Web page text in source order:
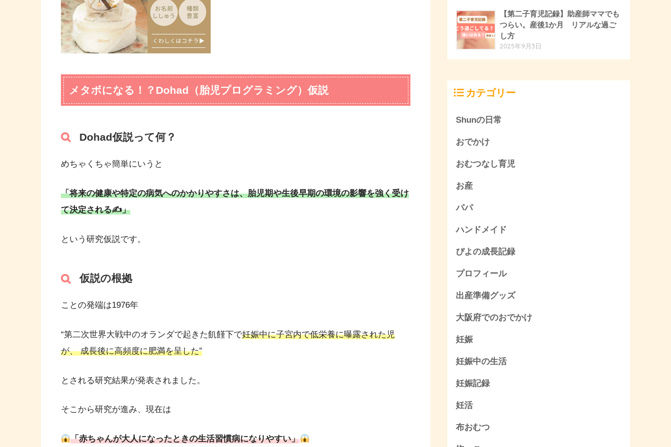
メタボになる！？Dohad（胎児プログラミング）仮説
Dohad仮説って何？
めちゃくちゃ簡単にいうと
「将来の健康や特定の病気へのかかりやすさは、胎児期や生後早期の環境の影響を強く受け
て決定される✍️」
という研究仮説です。
仮説の根拠
ことの発端は1976年
“第二次世界大戦中のオランダで起きた飢饉下で妊娠中に子宮内で低栄養に曝露された児
が、 成長後に高頻度に肥満を呈した”
とされる研究結果が発表されました。
そこから研究が進み、現在は
「赤ちゃんが大人になったときの生活習慣病になりやすい」
【第二子育児記録】助産師ママでも
つらい。産後1か月 リアルな過ご
し方
2025年9月3日
カテゴリー
Shunの日常
おでかけ
おむつなし育児
お産
パパ
ハンドメイド
ぴよの成長記録
プロフィール
出産準備グッズ
大阪府でのおでかけ
妊娠
妊娠中の生活
妊娠記録
妊活
布おむつ